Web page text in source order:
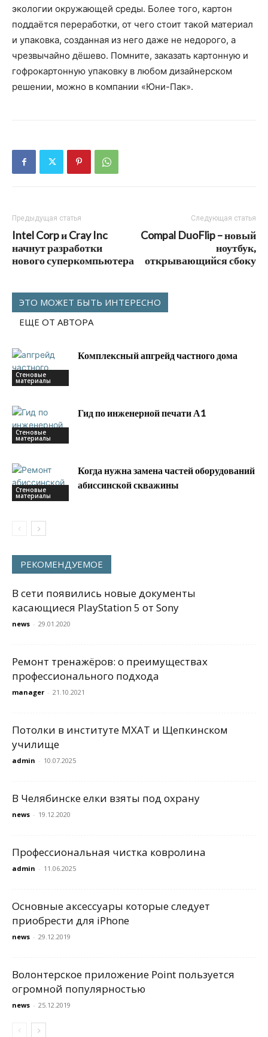
экологии окружающей среды. Более того, картон
поддаётся переработки, от чего стоит такой материал
и упаковка, созданная из него даже не недорого, а
чрезвычайно дёшево. Помните, заказать картонную и
гофрокартонную упаковку в любом дизайнерском
решении, можно в компании «Юни-Пак».
Предыдущая статья
Intel Corp и Cray Inc
начнут разработки
нового суперкомпьютера
Следующая статья
Compal DuoFlip – новый
ноутбук,
открывающийся сбоку
ЭТО МОЖЕТ БЫТЬ ИНТЕРЕСНО
ЕЩЕ ОТ АВТОРА
Стеновые
материалы
Комплексный апгрейд частного дома
Стеновые
материалы
Гид по инженерной печати А1
Стеновые
материалы
Когда нужна замена частей оборудований
абиссинской скважины
РЕКОМЕНДУЕМОЕ
В сети появились новые документы
касающиеся PlayStation 5 от Sony
news - 29.01.2020
Ремонт тренажёров: о преимуществах
профессионального подхода
manager - 21.10.2021
Потолки в институте МХАТ и Щепкинском
училище
admin - 10.07.2025
В Челябинске елки взяты под охрану
news - 19.12.2020
Профессиональная чистка ковролина
admin - 11.06.2025
Основные аксессуары которые следует
приобрести для iPhone
news - 29.12.2019
Волонтерское приложение Point пользуется
огромной популярностью
news - 25.12.2019